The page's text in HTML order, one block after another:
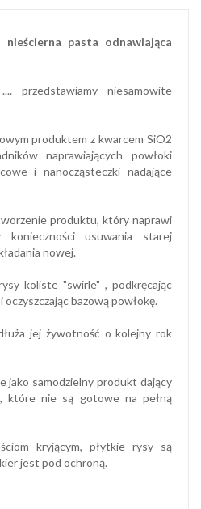
nieścierna pasta odnawiająca
przedstawiamy niesamowite
produktem z kwarcem SiO2
naprawiających powłoki
i nanocząsteczki nadające
produktu, który naprawi
konieczności usuwania starej
nowej.
koliste "swirle" , podkręcając
bazową powłokę.
jej żywotność o kolejny rok
jako samodzielny produkt dający
które nie są gotowe na pełną
kryjącym, płytkie rysy są
jest pod ochroną.